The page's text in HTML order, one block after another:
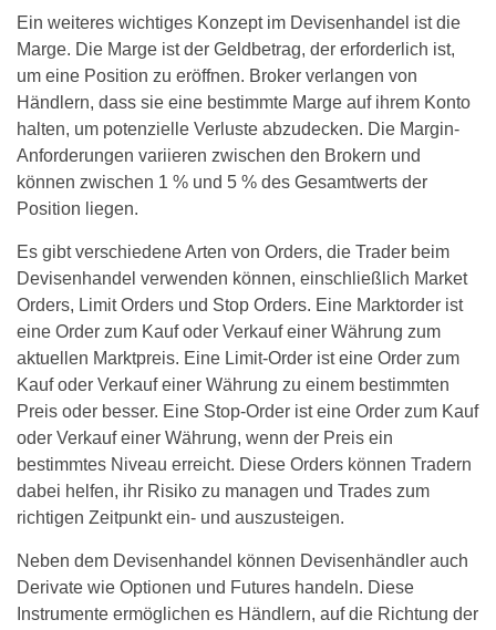
Ein weiteres wichtiges Konzept im Devisenhandel ist die
Marge. Die Marge ist der Geldbetrag, der erforderlich ist,
um eine Position zu eröffnen. Broker verlangen von
Händlern, dass sie eine bestimmte Marge auf ihrem Konto
halten, um potenzielle Verluste abzudecken. Die Margin-
Anforderungen variieren zwischen den Brokern und
können zwischen 1 % und 5 % des Gesamtwerts der
Position liegen.
Es gibt verschiedene Arten von Orders, die Trader beim
Devisenhandel verwenden können, einschließlich Market
Orders, Limit Orders und Stop Orders. Eine Marktorder ist
eine Order zum Kauf oder Verkauf einer Währung zum
aktuellen Marktpreis. Eine Limit-Order ist eine Order zum
Kauf oder Verkauf einer Währung zu einem bestimmten
Preis oder besser. Eine Stop-Order ist eine Order zum Kauf
oder Verkauf einer Währung, wenn der Preis ein
bestimmtes Niveau erreicht. Diese Orders können Tradern
dabei helfen, ihr Risiko zu managen und Trades zum
richtigen Zeitpunkt ein- und auszusteigen.
Neben dem Devisenhandel können Devisenhändler auch
Derivate wie Optionen und Futures handeln. Diese
Instrumente ermöglichen es Händlern, auf die Richtung der